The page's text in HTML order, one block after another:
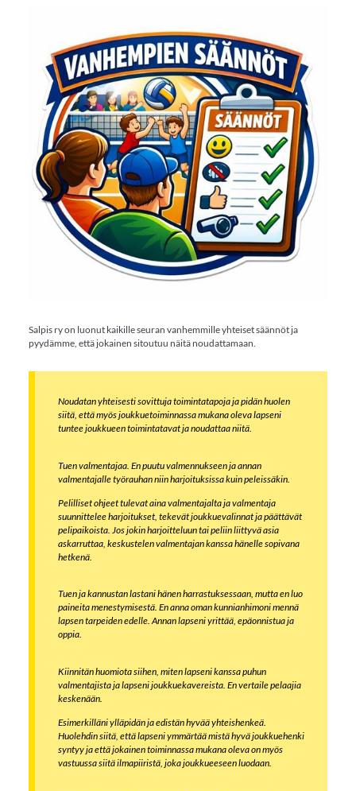
Salpis ry on luonut kaikille seuran vanhemmille yhteiset säännöt ja
pyydämme, että jokainen sitoutuu näitä noudattamaan.
Noudatan yhteisesti sovittuja toimintatapoja ja pidän huolen
siitä, että myös joukkuetoiminnassa mukana oleva lapseni
tuntee joukkueen toimintatavat ja noudattaa niitä.
Tuen valmentajaa. En puutu valmennukseen ja annan
valmentajalle työrauhan niin harjoituksissa kuin peleissäkin.
Pelilliset ohjeet tulevat aina valmentajalta ja valmentaja
suunnittelee harjoitukset, tekevät joukkuevalinnat ja päättävät
pelipaikoista. Jos jokin harjoitteluun tai peliin liittyvä asia
askarruttaa, keskustelen valmentajan kanssa hänelle sopivana
hetkenä.
Tuen ja kannustan lastani hänen harrastuksessaan, mutta en luo
paineita menestymisestä. En anna oman kunnianhimoni mennä
lapsen tarpeiden edelle. Annan lapseni yrittää, epäonnistua ja
oppia.
Kiinnitän huomiota siihen, miten lapseni kanssa puhun
valmentajista ja lapseni joukkuekavereista. En vertaile pelaajia
keskenään.
Esimerkilläni ylläpidän ja edistän hyvää yhteishenkeä.
Huolehdin siitä, että lapseni ymmärtää mistä hyvä joukkuehenki
syntyy ja että jokainen toiminnassa mukana oleva on myös
vastuussa siitä ilmapiiristä, joka joukkueeseen luodaan.